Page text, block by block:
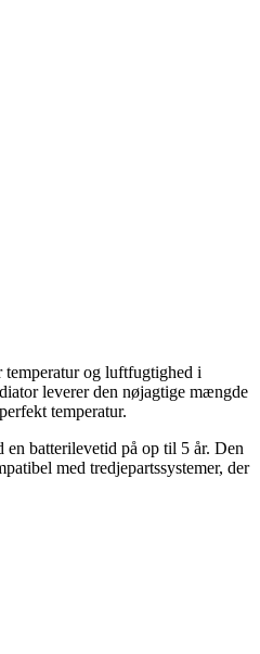
og luftfugtighed i
leverer den nøjagtige mængde
temperatur.
en batterilevetid på op til 5 år. Den
med tredjepartssystemer, der